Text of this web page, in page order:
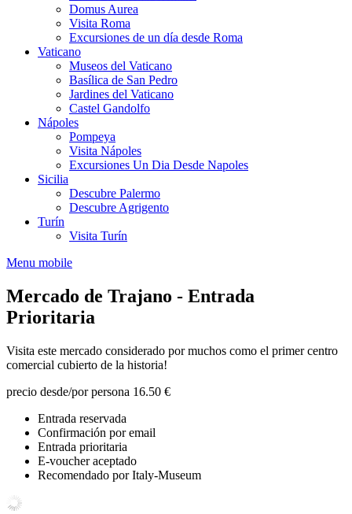
Domus Aurea
Visita Roma
Excursiones de un día desde Roma
Vaticano
Museos del Vaticano
Basílica de San Pedro
Jardines del Vaticano
Castel Gandolfo
Nápoles
Pompeya
Visita Nápoles
Excursiones Un Dia Desde Napoles
Sicilia
Descubre Palermo
Descubre Agrigento
Turín
Visita Turín
Menu mobile
Mercado de Trajano - Entrada
Prioritaria
Visita este mercado considerado por muchos como el primer centro
comercial cubierto de la historia!
precio desde/por persona 16.50 €
Entrada reservada
Confirmación por email
Entrada prioritaria
E-voucher aceptado
Recomendado por Italy-Museum